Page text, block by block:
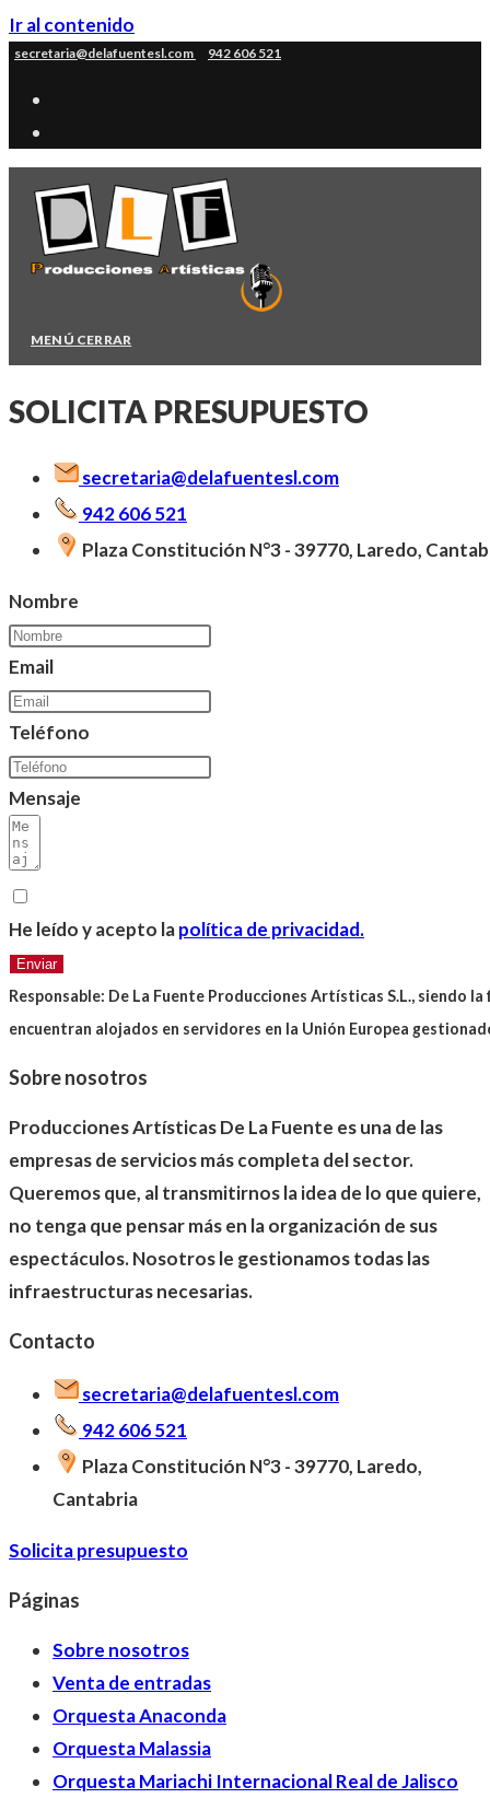
Ir al contenido
secretaria@delafuentesl.com 942 606 521
MENÚ CERRAR
SOLICITA PRESUPUESTO
secretaria@delafuentesl.com
942 606 521
Plaza Constitución N°3 - 39770, Laredo,
Nombre
Email
Teléfono
Mensaje
He leído y acepto lapolítica de privacidad.
Enviar
Responsable: De La Fuente Producciones Artísticas S.L.,
encuentran alojados en servidores en la Unión Europea
Sobre nosotros
Producciones Artísticas De La Fuente es una de las
empresas de servicios más completa del sector.
Queremos que, al transmitirnos la idea de lo que quiere,
no tenga que pensar más en la organización de sus
espectáculos. Nosotros le gestionamos todas las
infraestructuras necesarias.
Contacto
secretaria@delafuentesl.com
942 606 521
Plaza Constitución N°3 - 39770, Laredo,
Cantabria
Solicita presupuesto
Páginas
Sobre nosotros
Venta de entradas
Orquesta Anaconda
Orquesta Malassia
Orquesta Mariachi Internacional Real de Jalisco